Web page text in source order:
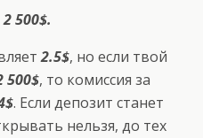
2 500$.
2.5$, но если твой
500$, то комиссия за
. Если депозит станет
нельзя, до тех